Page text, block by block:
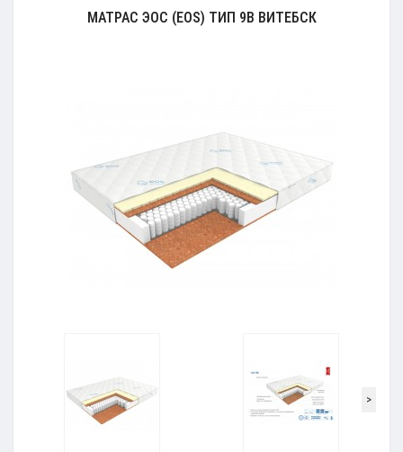
МАТРАС ЭОС (EOS) ТИП 9B ВИТЕБСК
>